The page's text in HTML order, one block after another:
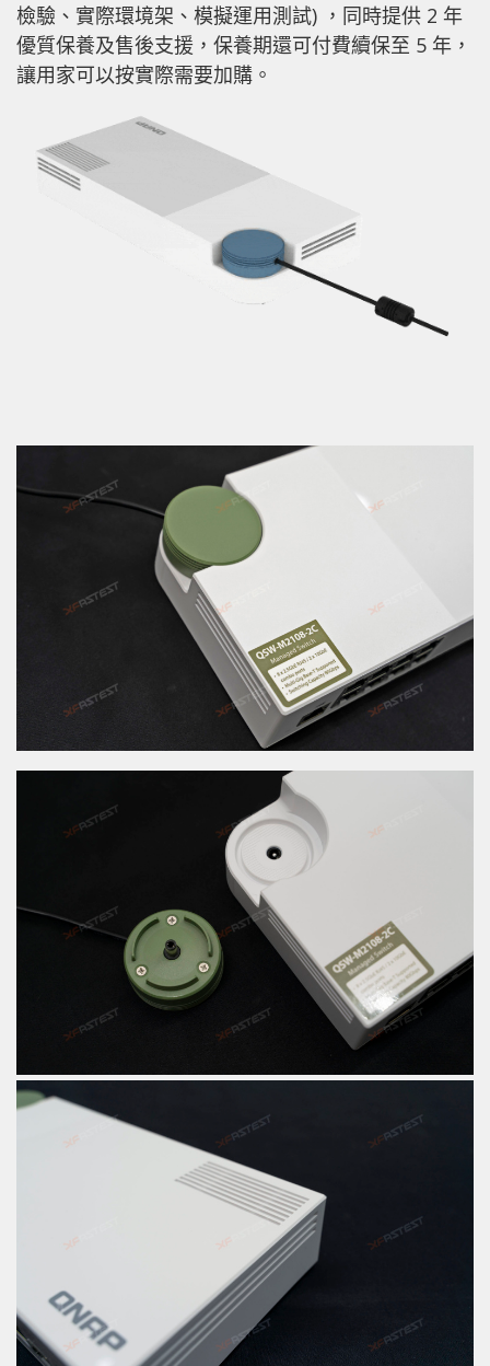
檢驗、實際環境架、模擬運用測試) ，同時提供 2 年
優質保養及售後支援，保養期還可付費續保至 5 年，
讓用家可以按實際需要加購。